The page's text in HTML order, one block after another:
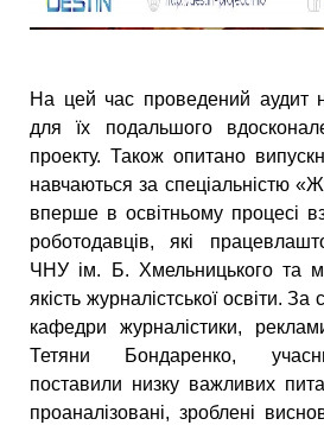
На цей час проведений аудит
для їх подальшого
проекту. Також опитано
навчаються за спеціальністю
вперше в освітньому процесі
роботодавців, які
ЧНУ ім. Б. Хмельницького та
якість журналістської освіти.
кафедри журналістики,
Тетяни Бондаренко,
поставили низку важливих
проаналізовані, зроблені